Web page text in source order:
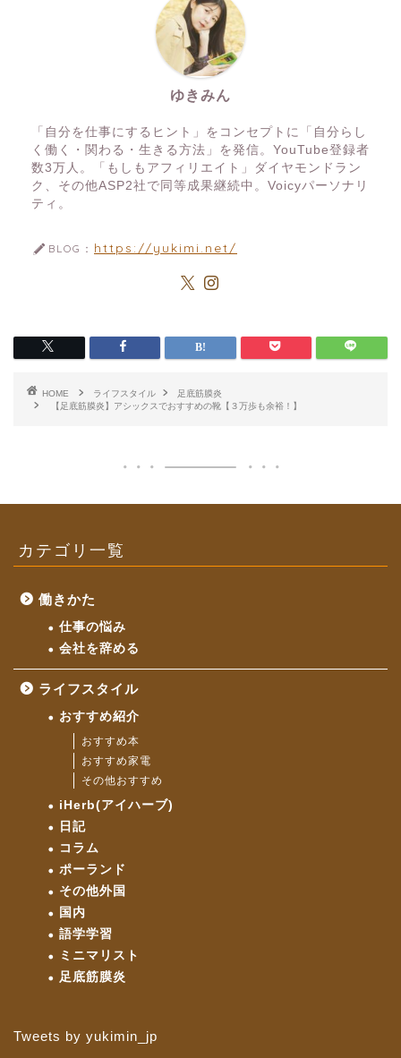
ゆきみん
「自分を仕事にするヒント」をコンセプトに「自分らし
く働く・関わる・生きる方法」を発信。YouTube登録者
数3万人。「もしもアフィリエイト」ダイヤモンドラン
ク、その他ASP2社で同等成果継続中。Voicyパーソナリ
ティ。
BLOG： https://yukimi.net/
HOME ライフスタイル
足底筋膜炎
【足底筋膜炎】アシックスでおすすめの靴【３万歩も余裕！】
カテゴリ一覧
働きかた
仕事の悩み
会社を辞める
ライフスタイル
おすすめ紹介
おすすめ本
おすすめ家電
その他おすすめ
iHerb(アイハーブ)
日記
コラム
ポーランド
その他外国
国内
語学学習
ミニマリスト
足底筋膜炎
Tweets by yukimin_jp